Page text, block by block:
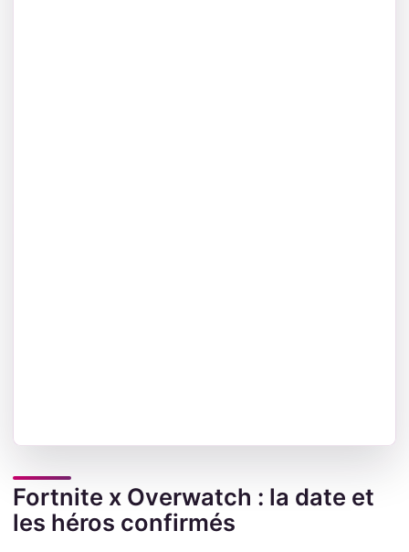
Fortnite x Overwatch : la date et
les héros confirmés